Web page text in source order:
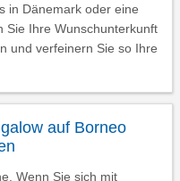
in Dänemark oder eine
Sie Ihre Wunschunterkunft
und verfeinern Sie so Ihre
auf Borneo
Wenn Sie sich mit